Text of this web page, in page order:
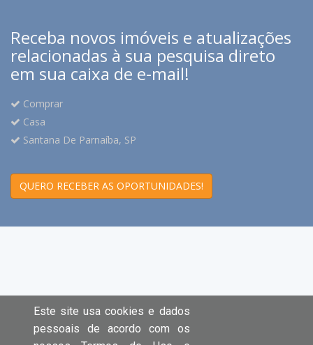
Receba novos imóveis e atualizações
relacionadas à sua pesquisa direto
em sua caixa de e-mail!
Comprar
Casa
Santana De Parnaíba, SP
QUERO RECEBER AS OPORTUNIDADES!
Este site usa cookies e dados
pessoais de acordo com os